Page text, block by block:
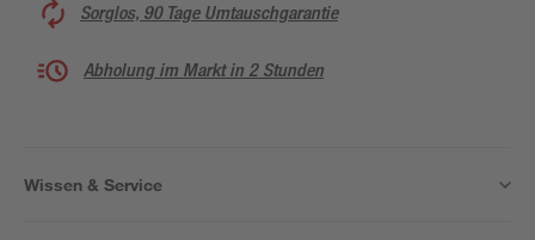
Sorglos, 90 Tage Umtauschgarantie
Abholung im Markt in 2 Stunden
Wissen & Service